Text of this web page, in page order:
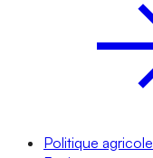
Politique agricole